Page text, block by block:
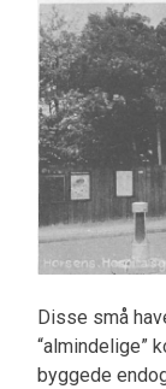
Disse små
“almindelige”
byggede